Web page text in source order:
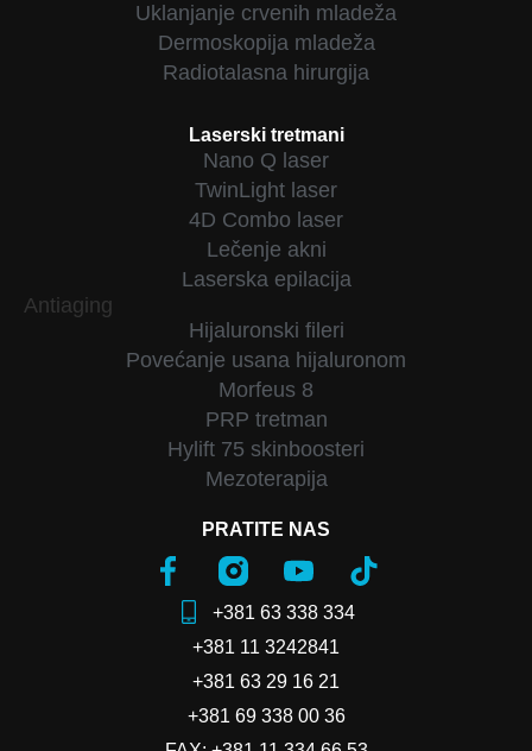
Uklanjanje crvenih mladeža
Dermoskopija mladeža
Radiotalasna hirurgija
Laserski tretmani
Nano Q laser
TwinLight laser
4D Combo laser
Lečenje akni
Laserska epilacija
Antiaging
Hijaluronski fileri
Povećanje usana hijaluronom
Morfeus 8
PRP tretman
Hylift 75 skinboosteri
Mezoterapija
PRATITE NAS
+381 63 338 334
+381 11 3242841
+381 63 29 16 21
+381 69 338 00 36